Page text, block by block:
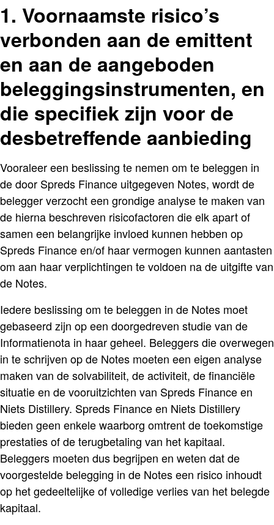
1. Voornaamste risico’s
verbonden aan de emittent
en aan de aangeboden
beleggingsinstrumenten, en
die specifiek zijn voor de
desbetreffende aanbieding
Vooraleer een beslissing te nemen om te beleggen in
de door Spreds Finance uitgegeven Notes, wordt de
belegger verzocht een grondige analyse te maken van
de hierna beschreven risicofactoren die elk apart of
samen een belangrijke invloed kunnen hebben op
Spreds Finance en/of haar vermogen kunnen aantasten
om aan haar verplichtingen te voldoen na de uitgifte van
de Notes.
Iedere beslissing om te beleggen in de Notes moet
gebaseerd zijn op een doorgedreven studie van de
Informatienota in haar geheel. Beleggers die overwegen
in te schrijven op de Notes moeten een eigen analyse
maken van de solvabiliteit, de activiteit, de financiële
situatie en de vooruitzichten van Spreds Finance en
Niets Distillery. Spreds Finance en Niets Distillery
bieden geen enkele waarborg omtrent de toekomstige
prestaties of de terugbetaling van het kapitaal.
Beleggers moeten dus begrijpen en weten dat de
voorgestelde belegging in de Notes een risico inhoudt
op het gedeeltelijke of volledige verlies van het belegde
kapitaal.